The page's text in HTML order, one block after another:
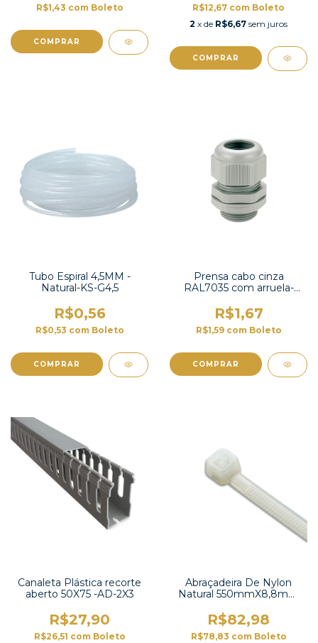
R$1,43 com Boleto
COMPRAR
R$12,67 com Boleto
2 x de R$6,67 sem juros
COMPRAR
Tubo Espiral 4,5MM -
Natural-KS-G4,5
R$0,56
R$0,53 com Boleto
COMPRAR
Prensa cabo cinza
RAL7035 com arruela-
R$1,67
R$1,59 com Boleto
COMPRAR
Canaleta Plástica recorte
aberto 50X75 -AD-2X3
R$27,90
R$26,51 com Boleto
Abraçadeira De Nylon
Natural 550mmX8,8mm
550XS
R$82,98
R$78,83 com Boleto